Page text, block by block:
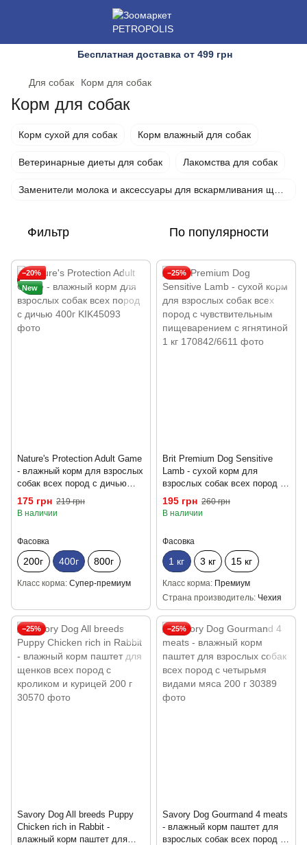
Бесплатная доставка от 499 грн
Для собак Корм для собак
Корм для собак
Корм сухой для собак Корм влажный для собак
Ветеринарные диеты для собак Лакомства для собак
Фильтр По популярности
−20%
New
Nature's Protection Adult Game
- влажный корм для взрослых
собак всех пород с дичью
400г
175 грн 219 грн
В наличии
Фасовка
200г 400г 800г
Класс корма Супер-премиум
−25%
Brit Premium Dog Sensitive
Lamb - сухой корм для
взрослых собак всех пород с
чувствительным
пищеварением с ягнятиной 1
195 грн 260 грн
В наличии
Фасовка
1 кг 3 кг 15 кг
Класс корма Премиум
Страна производитель Чехия
−25%
Savory Dog All breeds Puppy
Chicken rich in Rabbit -
влажный корм паштет для
−25%
Savory Dog Gourmand 4 meats
- влажный корм паштет для
взрослых собак всех пород с